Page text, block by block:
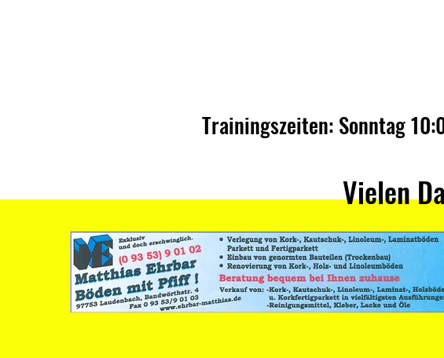
Trainingszeiten: Sonntag
Vielen